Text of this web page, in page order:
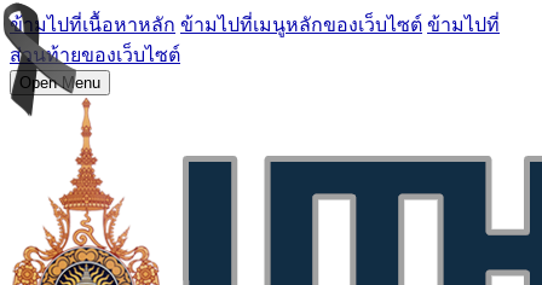
ข้ามไปที่เนื้อหาหลัก ข้ามไปที่เมนูหลักของเว็บไซต์ ข้ามไปที่
ส่วนท้ายของเว็บไซต์
Open Menu